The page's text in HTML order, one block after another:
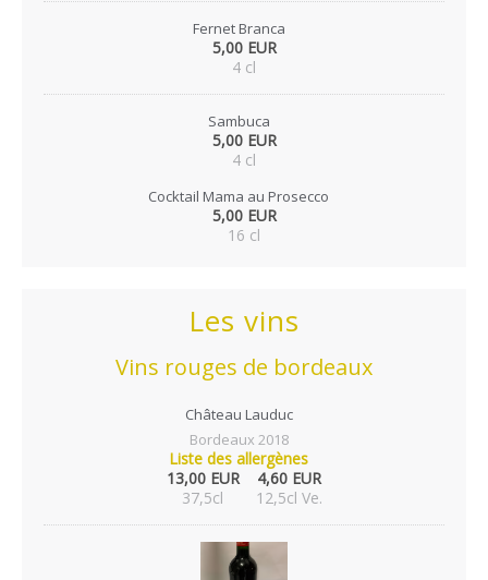
Fernet Branca
5,00 EUR
4 cl
Sambuca
5,00 EUR
4 cl
Cocktail Mama au Prosecco
5,00 EUR
16 cl
Les vins
Vins rouges de bordeaux
Château Lauduc
Bordeaux 2018
Liste des allergènes
13,00 EUR
37,5cl
4,60 EUR
12,5cl Ve.